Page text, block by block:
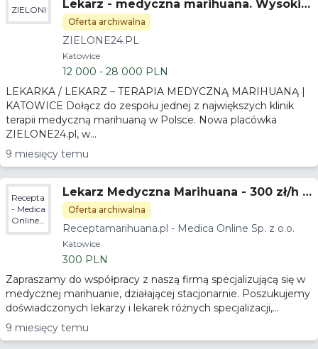
ZIELONE24.PLLekarz - medyczna marihuana. Wysokie
zarobki, świetna atmosfera - gabinet Kat
owice ZIELONE24.pl
Oferta archiwalna
ZIELONE24.PL
Katowice
12 000 - 28 000 PLN
LEKARKA / LEKARZ – TERAPIA MEDYCZNĄ MARIHUANĄ |
KATOWICE Dołącz do zespołu jednej z największych klinik
terapii medyczną marihuaną w Polsce. Nowa placówka
ZIELONE24.pl, w...
9 miesięcy temu
Receptamarihuana.pl
- Medica
Online
Sp. z
Lekarz Medyczna Marihuana - 300 zł/h -
Gwarancja godzin
Oferta archiwalna
Receptamarihuana.pl - Medica Online Sp. z o.o.
Katowice
300 PLN
Zapraszamy do współpracy z naszą firmą specjalizującą się w
medycznej marihuanie, działającej stacjonarnie. Poszukujemy
doświadczonych lekarzy i lekarek różnych specjalizacji,...
9 miesięcy temu